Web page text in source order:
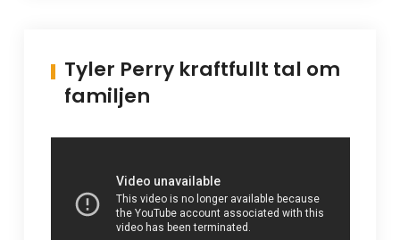
Tyler Perry kraftfullt tal om
familjen